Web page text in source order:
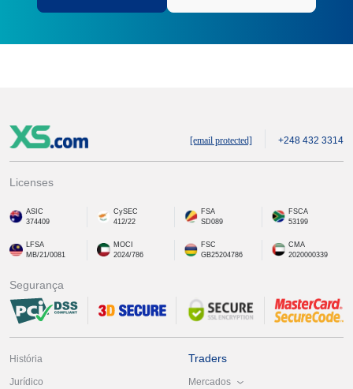
[email protected] +248 432 3314
Licenses
ASIC
374409
CySEC
412/22
FSA
SD089
FSCA
53199
LFSA
MB/21/0081
MOCI
2024/786
FSC
GB25204786
CMA
2020000339
Segurança
História
Jurídico
Traders
Mercados